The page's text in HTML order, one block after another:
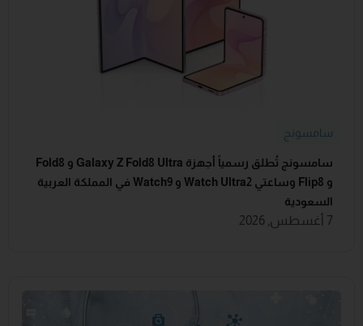
سامسونج
سامسونج تُطلق رسمياً أجهزة Galaxy Z Fold8 Ultra و Fold8
و Flip8 وساعتي Watch Ultra2 و Watch9 في المملكة العربية
السعودية
7 أغسطس, 2026